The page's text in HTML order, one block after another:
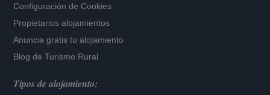
Configuración de Cookies
Propietarios alojamientos
Anuncia gratis tu alojamiento
Blog de Turismo Rural
Tipos de alojamiento: